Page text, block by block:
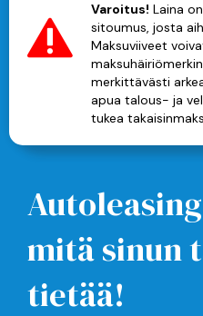
mitä sinun
tietää!
Varoitus! Laina
sitoumus, josta
Maksuviiveet
merkittävästi
apua talous- ja
tukea